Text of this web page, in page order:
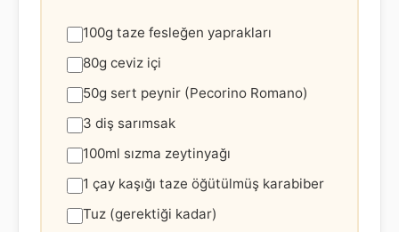
100g taze fesleğen yaprakları
80g ceviz içi
50g sert peynir (Pecorino Romano)
3 diş sarımsak
100ml sızma zeytinyağı
1 çay kaşığı taze öğütülmüş karabiber
Tuz (gerektiği kadar)